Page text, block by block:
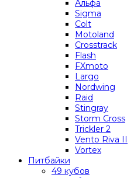
Альфа
Sigma
Colt
Motoland
Crosstrack
Flash
FXmoto
Largo
Nordwing
Raid
Stingray
Storm Cross
Trickler 2
Vento Riva II
Vortex
Питбайки
49 кубов